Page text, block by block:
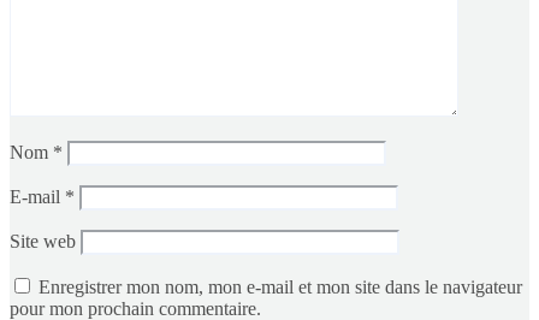
Nom *
E-mail *
Site web
Enregistrer mon nom, mon e-mail et mon site dans le navigateur
pour mon prochain commentaire.